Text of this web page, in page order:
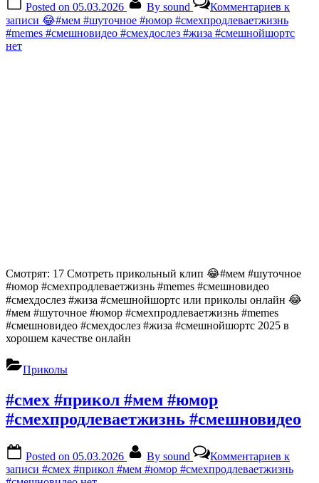
Posted on 05.03.2026 By sound Комментариев к
записи 😂#мем #шуточное #юмор #смехпродлеваетжизнь
#memes #смешновидео #смехдослез #жиза #смешнойшортс
нет
Смотрят: 17 Смотреть прикольный клип 😂#мем #шуточное
#юмор #смехпродлеваетжизнь #memes #смешновидео
#смехдослез #жиза #смешнойшортс или приколы онлайн 😂
#мем #шуточное #юмор #смехпродлеваетжизнь #memes
#смешновидео #смехдослез #жиза #смешнойшортс 2025 в
хорошем качестве онлайн
Приколы
#смех #прикол #мем #юмор
#смехпродлеваетжизнь #смешновидео
Posted on 05.03.2026 By sound Комментариев к
записи #смех #прикол #мем #юмор #смехпродлеваетжизнь